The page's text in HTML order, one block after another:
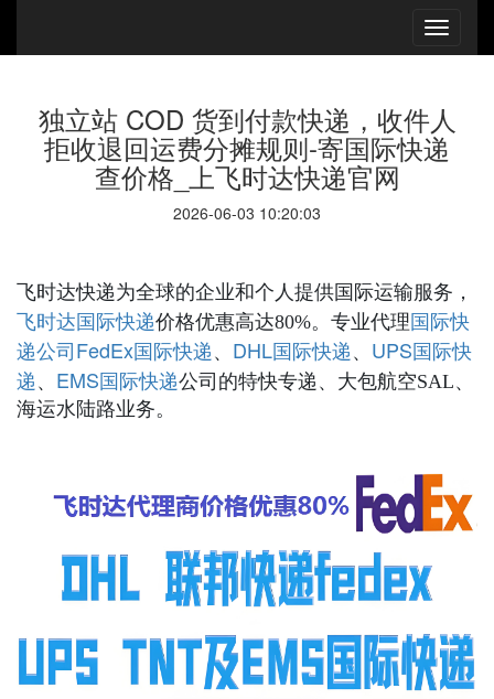
独立站 COD 货到付款快递，收件人
拒收退回运费分摊规则-寄国际快递
查价格_上飞时达快递官网
2026-06-03 10:20:03
飞时达快递为全球的企业和个人提供国际运输服务，
飞时达国际快递价格优惠高达80%。专业代理国际快
递公司FedEx国际快递 、 DHL国际快递 、 UPS国际快
递 、 EMS国际快递公司的特快专递、大包航空SAL、
海运水陆路业务。